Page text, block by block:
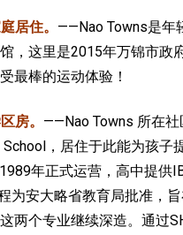
居住。 ——Nao Towns是年
，这里是2015年万锦市政
最棒的运动体验！
房。 ——Nao Towns 所在
School，居住于此能为孩
年正式运营，高中提供
为安大略省教育局批准，
两个专业继续深造。通过